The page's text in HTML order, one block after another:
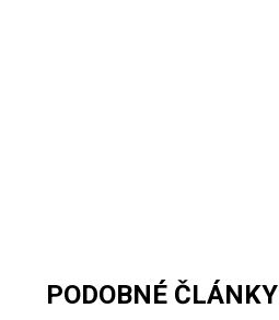
PODOBNÉ ČLÁNKY